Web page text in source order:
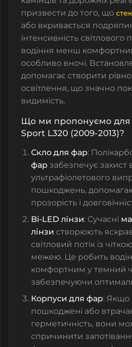
призвести до того, що
або вкривається
інтенсивність світлового
водіння менш
особливо вночі.
допомагає створити
освітлення, що значно
видимість.
Що ми пропонуємо для
Sport L320 (2009-2013)?
Скло для фар:
фар забезпечує захист
ультрафіолетового
пошкоджень,
прозорість і
Bi-LED лінзи: Сучасні
лінзи створюють
світловий потік із
межею. Це робить
комфортним у темний
забезпечуючи
Корпуси для фар: Якщо
пошкоджені або
герметичність, вони
спричинити